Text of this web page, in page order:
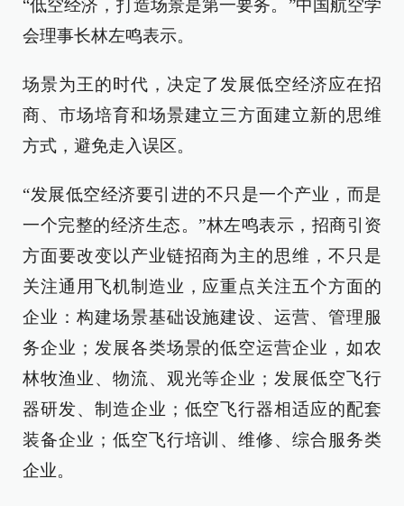
“低空经济，打造场景是第一要务。”中国航空学
会理事长林左鸣表示。
场景为王的时代，决定了发展低空经济应在招
商、市场培育和场景建立三方面建立新的思维
方式，避免走入误区。
“发展低空经济要引进的不只是一个产业，而是
一个完整的经济生态。”林左鸣表示，招商引资
方面要改变以产业链招商为主的思维，不只是
关注通用飞机制造业，应重点关注五个方面的
企业：构建场景基础设施建设、运营、管理服
务企业；发展各类场景的低空运营企业，如农
林牧渔业、物流、观光等企业；发展低空飞行
器研发、制造企业；低空飞行器相适应的配套
装备企业；低空飞行培训、维修、综合服务类
企业。